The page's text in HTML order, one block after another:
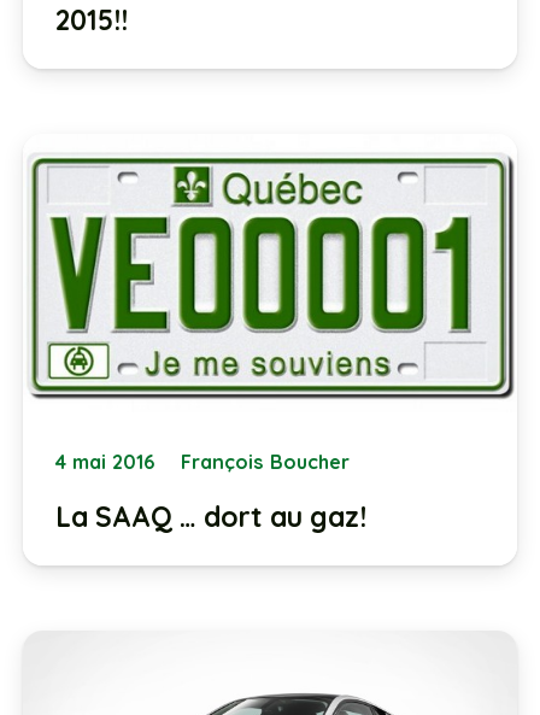
2015!!
4 mai 2016 François Boucher
La SAAQ … dort au gaz!